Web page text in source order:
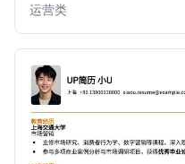
简洁高效，突出核心竞争
非常适合希望通过简历设
运营类